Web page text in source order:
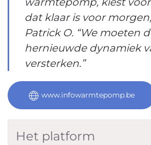
dat klaar is voor
Patrick O. “We moeten
hernieuwde dynamiek
versterken.”
www.infowarmtepomp.be
Het platform